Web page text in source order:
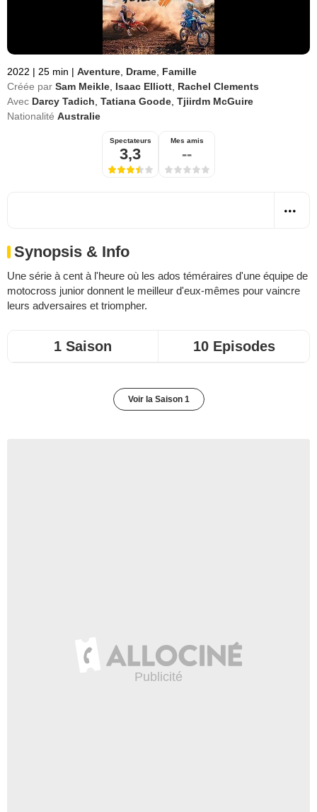
2022 | 25 min | Aventure Drame Famille
Créée par Sam Meikle Isaac Elliott Rachel Clements
Avec Darcy Tadich Tatiana Goode Tjiirdm McGuire
Nationalité Australie
Spectateurs
3,3
Mes amis
--
Synopsis & Info
Une série à cent à l'heure où les ados téméraires d'une équipe de
motocross junior donnent le meilleur d'eux-mêmes pour vaincre
leurs adversaires et triompher.
1 Saison 10 Episodes
Voir la Saison 1